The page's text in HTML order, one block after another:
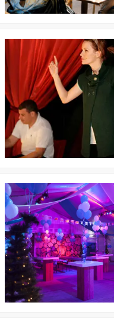
Workshop
Comedy
Improvisatie
Oktoberfest